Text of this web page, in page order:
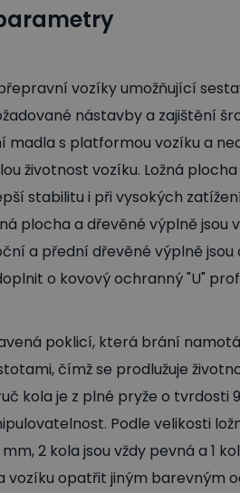
vozíky umožňující
nástavby a zajištění
madla s platformou vozíku a
životnost vozíku. Ložná
stabilitu i při vysokých
plocha a dřevěné výplně
a přední dřevěné výplně
o kovový ochranný "U"
poklicí, která brání
čímž se prodlužuje
kola je z plné pryže o tvrdosti
Podle velikosti
2 kola jsou vždy pevná a 1
vozíku opatřit jiným barevným